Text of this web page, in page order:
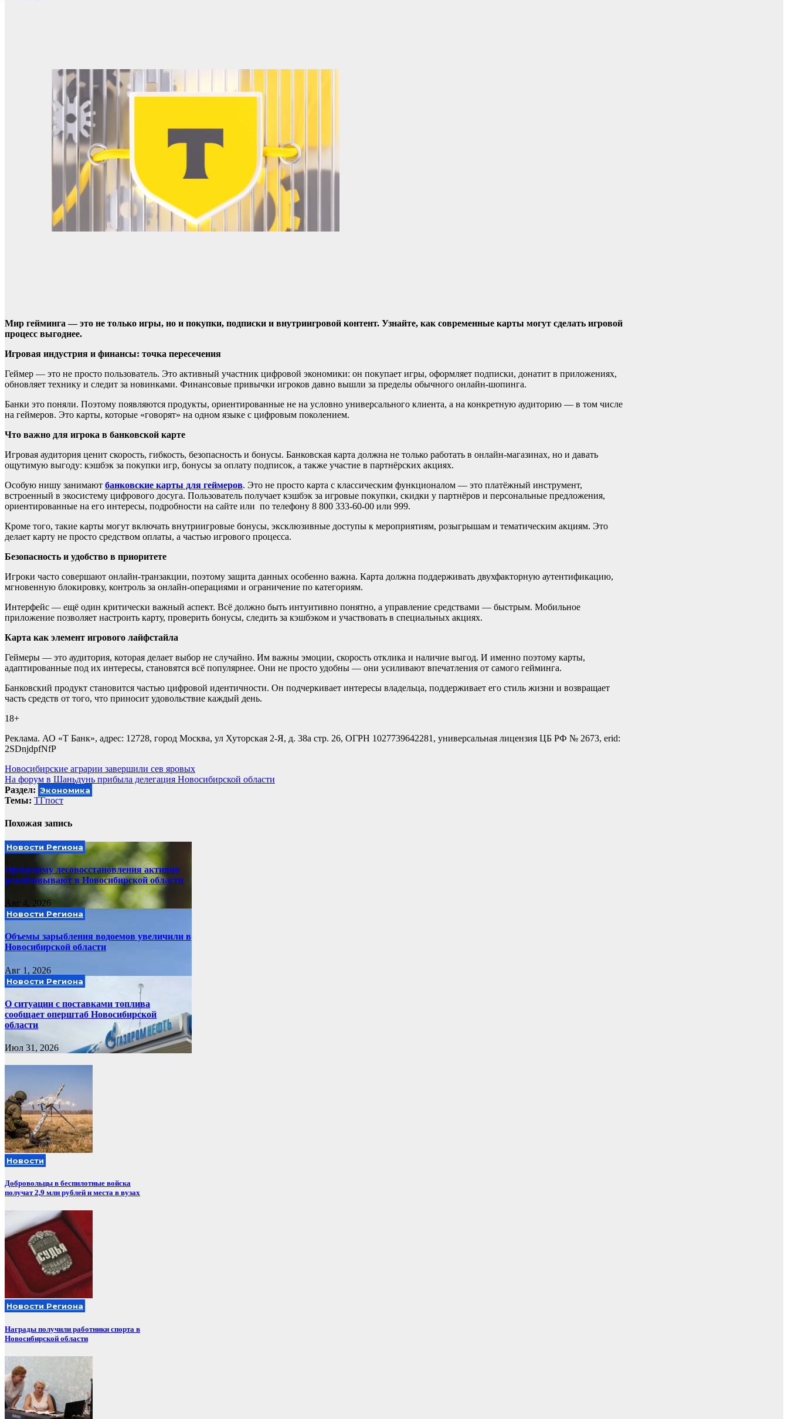
Мир гейминга — это не только игры, но и покупки, подписки и внутриигровой контент. Узнайте, как современные карты могут сделать игровой
процесс выгоднее.
Игровая индустрия и финансы: точка пересечения
Геймер — это не просто пользователь. Это активный участник цифровой экономики: он покупает игры, оформляет подписки, донатит в приложениях,
обновляет технику и следит за новинками. Финансовые привычки игроков давно вышли за пределы обычного онлайн-шопинга.
Банки это поняли. Поэтому появляются продукты, ориентированные не на условно универсального клиента, а на конкретную аудиторию — в том числе
на геймеров. Это карты, которые «говорят» на одном языке с цифровым поколением.
Что важно для игрока в банковской карте
Игровая аудитория ценит скорость, гибкость, безопасность и бонусы. Банковская карта должна не только работать в онлайн-магазинах, но и давать
ощутимую выгоду: кэшбэк за покупки игр, бонусы за оплату подписок, а также участие в партнёрских акциях.
Особую нишу занимают банковские карты для геймеров. Это не просто карта с классическим функционалом — это платёжный инструмент,
встроенный в экосистему цифрового досуга. Пользователь получает кэшбэк за игровые покупки, скидки у партнёров и персональные предложения,
ориентированные на его интересы, подробности на сайте или по телефону 8 800 333-60-00 или 999.
Кроме того, такие карты могут включать внутриигровые бонусы, эксклюзивные доступы к мероприятиям, розыгрышам и тематическим акциям. Это
делает карту не просто средством оплаты, а частью игрового процесса.
Безопасность и удобство в приоритете
Игроки часто совершают онлайн-транзакции, поэтому защита данных особенно важна. Карта должна поддерживать двухфакторную аутентификацию,
мгновенную блокировку, контроль за онлайн-операциями и ограничение по категориям.
Интерфейс — ещё один критически важный аспект. Всё должно быть интуитивно понятно, а управление средствами — быстрым. Мобильное
приложение позволяет настроить карту, проверить бонусы, следить за кэшбэком и участвовать в специальных акциях.
Карта как элемент игрового лайфстайла
Геймеры — это аудитория, которая делает выбор не случайно. Им важны эмоции, скорость отклика и наличие выгод. И именно поэтому карты,
адаптированные под их интересы, становятся всё популярнее. Они не просто удобны — они усиливают впечатления от самого гейминга.
Банковский продукт становится частью цифровой идентичности. Он подчеркивает интересы владельца, поддерживает его стиль жизни и возвращает
часть средств от того, что приносит удовольствие каждый день.
18+
Реклама. АО «Т Банк», адрес: 12728, город Москва, ул Хуторская 2-Я, д. 38а стр. 26, ОГРН 1027739642281, универсальная лицензия ЦБ РФ № 2673, erid:
2SDnjdpfNfP
Навигация
по
записям
Новосибирские аграрии завершили сев яровых
На форум в Шаньдунь прибыла делегация Новосибирской области
Раздел: Экономика
Темы: ТГпост
Похожая запись
Новости Региона
Программу лесовосстановления активно
реализовывают в Новосибирской области
Авг 4, 2026
Новости Региона
Объемы зарыбления водоемов увеличили в
Новосибирской области
Авг 1, 2026
Новости Региона
О ситуации с поставками топлива
сообщает оперштаб Новосибирской
области
Июл 31, 2026
Новости
Добровольцы в беспилотные войска
получат 2,9 млн рублей и места в вузах
Новости Региона
Награды получили работники спорта в
Новосибирской области